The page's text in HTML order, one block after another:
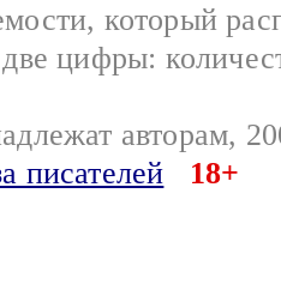
который
цифры:
авторам,
писателей
18+